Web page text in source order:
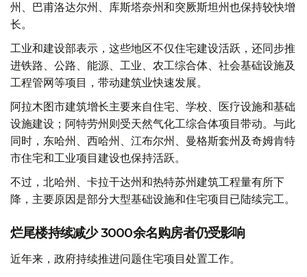
州、巴甫洛达尔州、库斯塔奈州和突厥斯坦州也保持较快增
长。
工业和建设部表示，这些地区不仅住宅建设活跃，还同步推
进铁路、公路、能源、工业、农工综合体、社会基础设施及
工程管网等项目，带动建筑业快速发展。
阿拉木图市建筑增长主要来自住宅、学校、医疗设施和基础
设施建设；阿特劳州则受天然气化工综合体项目带动。与此
同时，东哈州、西哈州、江布尔州、曼格斯套州及奇姆肯特
市住宅和工业项目建设也保持活跃。
不过，北哈州、卡拉干达州和热特苏州建筑工程量有所下
降，主要原因是部分大型基础设施和住宅项目已陆续完工。
烂尾楼持续减少 3000余名购房者仍受影响
近年来，政府持续推进问题住宅项目处置工作。